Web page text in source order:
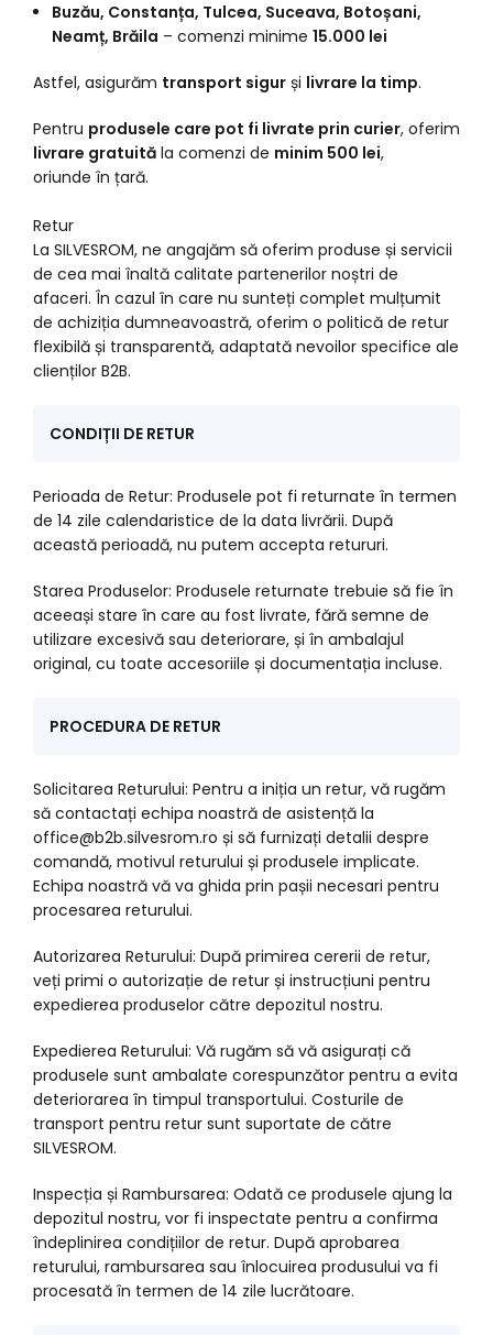
Buzău, Constanța, Tulcea, Suceava, Botoșani,
Neamț, Brăila – comenzi minime 15.000 lei
Astfel, asigurăm transport sigur și livrare la timp.
Pentru produsele care pot fi livrate prin curier, oferim
livrare gratuită la comenzi de minim 500 lei,
oriunde în țară.
Retur
La SILVESROM, ne angajăm să oferim produse și servicii
de cea mai înaltă calitate partenerilor noștri de
afaceri. În cazul în care nu sunteți complet mulțumit
de achiziția dumneavoastră, oferim o politică de retur
flexibilă și transparentă, adaptată nevoilor specifice ale
clienților B2B.
CONDIȚII DE RETUR
Perioada de Retur: Produsele pot fi returnate în termen
de 14 zile calendaristice de la data livrării. După
această perioadă, nu putem accepta retururi.
Starea Produselor: Produsele returnate trebuie să fie în
aceeași stare în care au fost livrate, fără semne de
utilizare excesivă sau deteriorare, și în ambalajul
original, cu toate accesoriile și documentația incluse.
PROCEDURA DE RETUR
Solicitarea Returului: Pentru a iniția un retur, vă rugăm
să contactați echipa noastră de asistență la
office@b2b.silvesrom.ro și să furnizați detalii despre
comandă, motivul returului și produsele implicate.
Echipa noastră vă va ghida prin pașii necesari pentru
procesarea returului.
Autorizarea Returului: După primirea cererii de retur,
veți primi o autorizație de retur și instrucțiuni pentru
expedierea produselor către depozitul nostru.
Expedierea Returului: Vă rugăm să vă asigurați că
produsele sunt ambalate corespunzător pentru a evita
deteriorarea în timpul transportului. Costurile de
transport pentru retur sunt suportate de către
SILVESROM.
Inspecția și Rambursarea: Odată ce produsele ajung la
depozitul nostru, vor fi inspectate pentru a confirma
îndeplinirea condițiilor de retur. După aprobarea
returului, rambursarea sau înlocuirea produsului va fi
procesată în termen de 14 zile lucrătoare.